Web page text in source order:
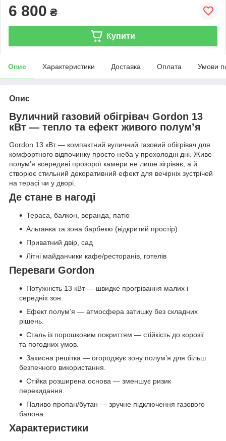
6 800 ₴
Купити
Опис Характеристики Доставка Оплата Умови
Опис
Вуличний газовий обігрівач Gordon 13
кВт — тепло та ефект живого полум’я
Gordon 13 кВт — компактний вуличний газовий обігрівач для
комфортного відпочинку просто неба у прохолодні дні. Живе
полум’я всередині прозорої камери не лише зігріває, а й
створює стильний декоративний ефект для вечірніх зустрічей
на терасі чи у дворі.
Де стане в нагоді
Тераса, балкон, веранда, патіо
Альтанка та зона барбекю (відкритий простір)
Приватний двір, сад
Літні майданчики кафе/ресторанів, готелів
Переваги Gordon
Потужність 13 кВт — швидке прогрівання малих і
середніх зон.
Ефект полум’я — атмосфера затишку без складних
рішень.
Сталь із порошковим покриттям — стійкість до корозії
та погодних умов.
Захисна решітка — огороджує зону полум’я для більш
безпечного використання.
Стійка розширена основа — зменшує ризик
перекидання.
Паливо пропан/бутан — зручне підключення газового
балона.
Характеристики